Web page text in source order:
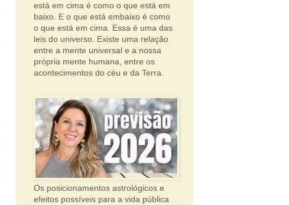
está em cima é como o que está em
baixo. E o que está embaixo é como
o que está em cima. Essa é uma das
leis do universo. Existe uma relação
entre a mente universal e a nossa
própria mente humana, entre os
acontecimentos do céu e da Terra.
Os posicionamentos astrológicos e
efeitos possíveis para a vida pública